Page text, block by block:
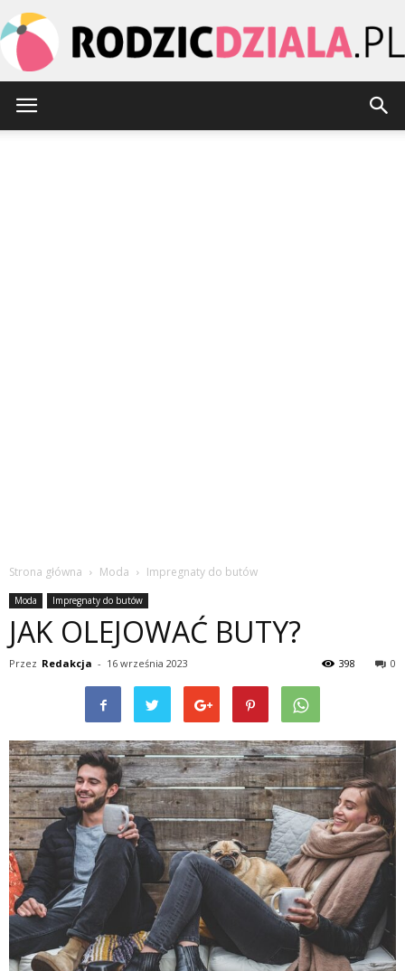
Strona główna Moda Impregnaty do butów
Moda Impregnaty do butów
JAK OLEJOWAĆ BUTY?
Przez Redakcja - 16 września 2023 0
398